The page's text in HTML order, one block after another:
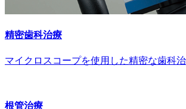
精密歯科治療
マイクロスコープを使用した精密な歯科治
根管治療